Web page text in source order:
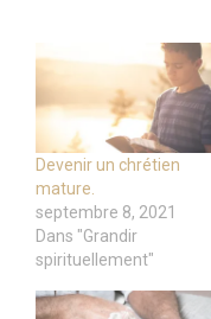
Devenir un chrétien
mature.
septembre 8, 2021
Dans "Grandir
spirituellement"